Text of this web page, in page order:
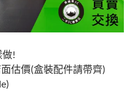
做!
估價(盒裝配件請帶齊)